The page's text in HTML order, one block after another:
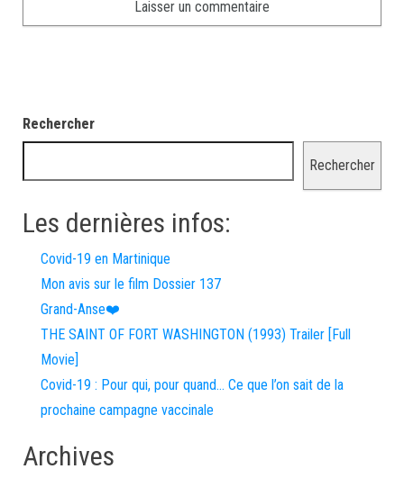
Rechercher
Rechercher
Les dernières infos:
Covid-19 en Martinique
Mon avis sur le film Dossier 137
Grand-Anse❤️
THE SAINT OF FORT WASHINGTON (1993) Trailer [Full
Movie]
Covid-19 : Pour qui, pour quand… Ce que l’on sait de la
prochaine campagne vaccinale
Archives